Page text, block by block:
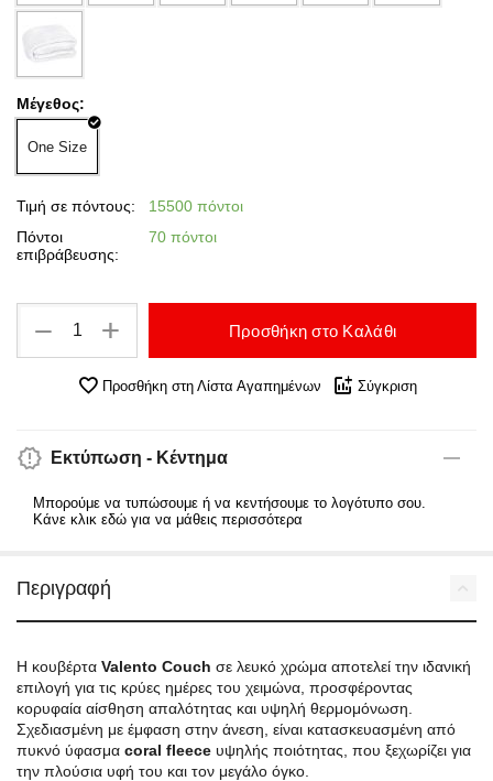
Μέγεθος:
One Size
Τιμή σε πόντους:
15500 πόντοι
Πόντοι
επιβράβευσης:
70 πόντοι
+
− Προσθήκη στο Καλάθι
Προσθήκη στη Λίστα Αγαπημένων Σύγκριση
Εκτύπωση - Κέντημα
Μπορούμε να τυπώσουμε ή να κεντήσουμε το λογότυπο σου.
Κάνε κλικ εδώ για να μάθεις περισσότερα
Περιγραφή
Η κουβέρτα Valento Couch σε λευκό χρώμα αποτελεί την ιδανική
επιλογή για τις κρύες ημέρες του χειμώνα, προσφέροντας
κορυφαία αίσθηση απαλότητας και υψηλή θερμομόνωση.
Σχεδιασμένη με έμφαση στην άνεση, είναι κατασκευασμένη από
πυκνό ύφασμα coral fleece υψηλής ποιότητας, που ξεχωρίζει για
την πλούσια υφή του και τον μεγάλο όγκο.